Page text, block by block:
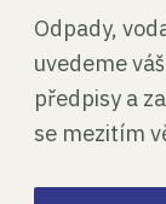
Odpady,
uvedeme
předpisy a
se mezitím